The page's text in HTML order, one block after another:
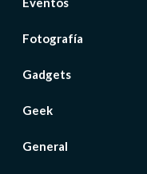
Fotografía
Gadgets
Geek
General